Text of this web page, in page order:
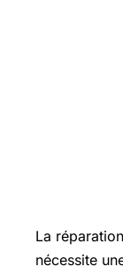
La
nécessite